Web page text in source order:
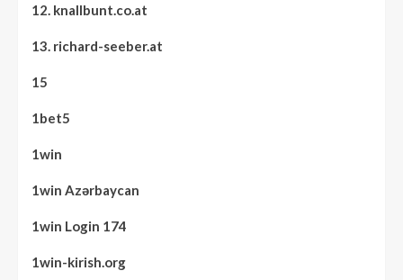
12. knallbunt.co.at
13. richard-seeber.at
15
1bet5
1win
1win Azərbaycan
1win Login 174
1win-kirish.org